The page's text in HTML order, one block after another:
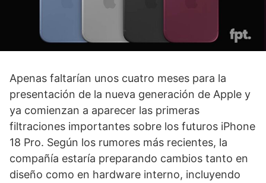
Apenas faltarían unos cuatro meses para la
presentación de la nueva generación de Apple y
ya comienzan a aparecer las primeras
filtraciones importantes sobre los futuros iPhone
18 Pro. Según los rumores más recientes, la
compañía estaría preparando cambios tanto en
diseño como en hardware interno, incluyendo